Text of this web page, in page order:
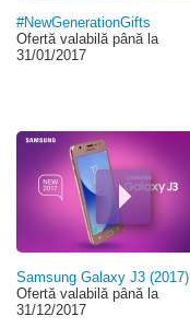
#NewGenerationGifts
Ofertă valabilă până la
31/01/2017
Samsung Galaxy J3 (2017)
Ofertă valabilă până la
31/12/2017